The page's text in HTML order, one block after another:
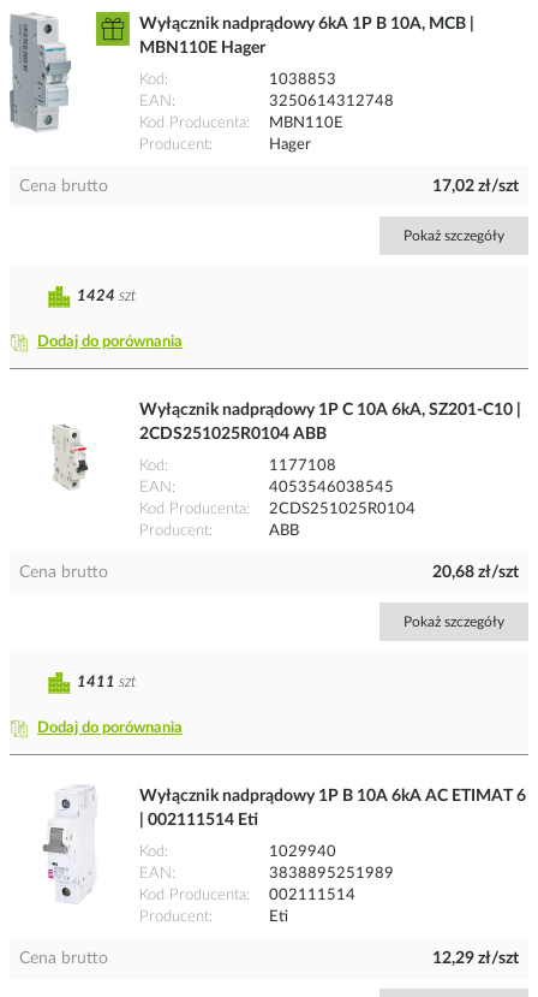
Wyłącznik nadprądowy 6kA 1P B 10A, MCB |
MBN110E Hager
Kod
1038853
EAN
3250614312748
Kod Producenta
MBN110E
Producent
Hager
Cena brutto 17,02 zł/szt
Pokaż szczegóły
Dodaj do porównania
1424 szt
Wyłącznik nadprądowy 1P C 10A 6kA, SZ201-C10 |
2CDS251025R0104 ABB
Kod
1177108
EAN
4053546038545
Kod Producenta
2CDS251025R0104
Producent
ABB
Cena brutto 20,68 zł/szt
Pokaż szczegóły
Dodaj do porównania
1411 szt
Wyłącznik nadprądowy 1P B 10A 6kA AC ETIMAT 6
| 002111514 Eti
Kod
1029940
EAN
3838895251989
Kod Producenta
002111514
Producent
Eti
Cena brutto 12,29 zł/szt